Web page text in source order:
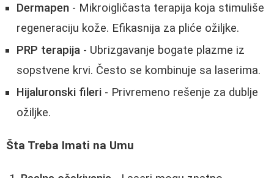
Dermapen - Mikroigličasta terapija koja stimuliše
regeneraciju kože. Efikasnija za pliće ožiljke.
PRP terapija - Ubrizgavanje bogate plazme iz
sopstvene krvi. Često se kombinuje sa laserima.
Hijaluronski fileri - Privremeno rešenje za dublje
ožiljke.
Šta Treba Imati na Umu